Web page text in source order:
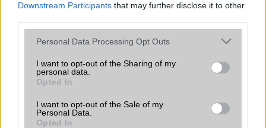
Downstream Participants that may further disclose it to other
Please note that this website/app uses one or more Google
not limited to your visit or usage behaviour. You may click to
grant or deny consent to Google and its third-party tags to
use your data for below specified purposes in below Google
consent section.
Personal Data Processing Opt Outs
I want to opt-out of the Sharing of my
personal data.
Opted In
I want to opt-out of the Sale of my
Personal Data.
Opted In
Exkluzív: A Samsung Galaxy Watch 8
termékcsaládja Ultra-inspirált dizájnt
kapott
A Samsung idén nyáron új okosórákat készül bemutatni a
júliusi Unpacked eseményén, és már most kiszivárgott
néhány látványterv, amelyek felfedik a Galaxy Watch 8, a
Galaxy Watch 8 Classic, valamint a vadonatúj Galaxy
Watch Ultra dizájnját és színválasztékát.